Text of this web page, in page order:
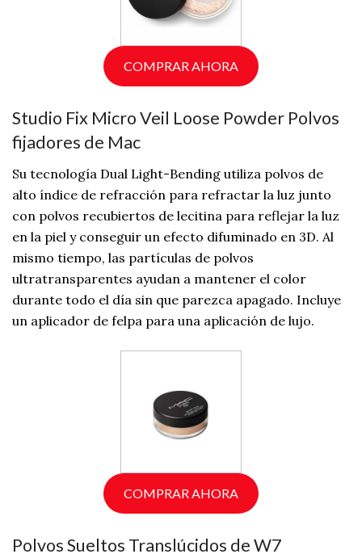
COMPRAR AHORA
Studio Fix Micro Veil Loose Powder Polvos
fijadores de Mac
Su tecnología Dual Light-Bending utiliza polvos de
alto índice de refracción para refractar la luz junto
con polvos recubiertos de lecitina para reflejar la luz
en la piel y conseguir un efecto difuminado en 3D. Al
mismo tiempo, las partículas de polvos
ultratransparentes ayudan a mantener el color
durante todo el día sin que parezca apagado. Incluye
un aplicador de felpa para una aplicación de lujo.
COMPRAR AHORA
Polvos Sueltos Translúcidos de W7